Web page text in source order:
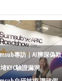
專訪｜AI辨深偽欺
KYC驗證漏洞